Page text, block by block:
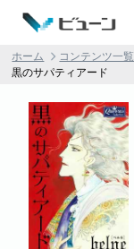
ホーム コンテンツ一覧
黒のサパティアード